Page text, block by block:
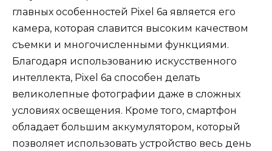
главных особенностей Pixel 6a является его
камера, которая славится высоким качеством
съемки и многочисленными функциями.
Благодаря использованию искусственного
интеллекта, Pixel 6a способен делать
великолепные фотографии даже в сложных
условиях освещения. Кроме того, смартфон
обладает большим аккумулятором, который
позволяет использовать устройство весь день